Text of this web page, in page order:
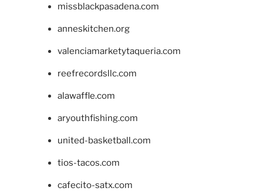
missblackpasadena.com
anneskitchen.org
valenciamarketytaqueria.com
reefrecordsllc.com
alawaffle.com
aryouthfishing.com
united-basketball.com
tios-tacos.com
cafecito-satx.com